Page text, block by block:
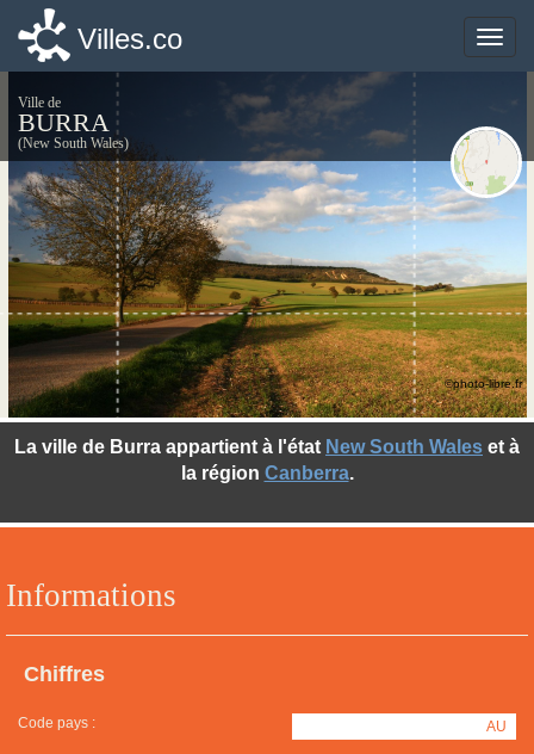
Toggle
Villes.co
Ville de
BURRA
(New South Wales)
Informations
Chiffres
Code pays : AU
La ville de Burra appartient à l'état New South Wales et à
la région Canberra.
©photo-libre.fr
Toggle
Villes.co